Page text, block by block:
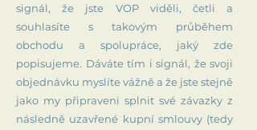
signál, že jste VOP viděli, četli a
souhlasíte s takovým průběhem
obchodu a spolupráce, jaký zde
popisujeme. Dáváte tím i signál, že svoji
objednávku myslíte vážně a že jste stejně
jako my připraveni splnit své závazky z
následně uzavřené kupní smlouvy (tedy